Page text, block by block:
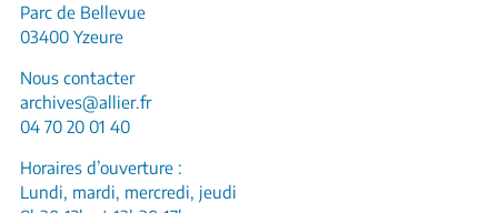
Parc de Bellevue
03400 Yzeure
Nous contacter
archives@allier.fr
04 70 20 01 40
Horaires d’ouverture :
Lundi, mardi, mercredi, jeudi